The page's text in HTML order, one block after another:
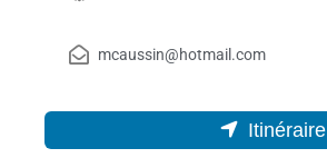
mcaussin@hotmail.com
Itinéraire